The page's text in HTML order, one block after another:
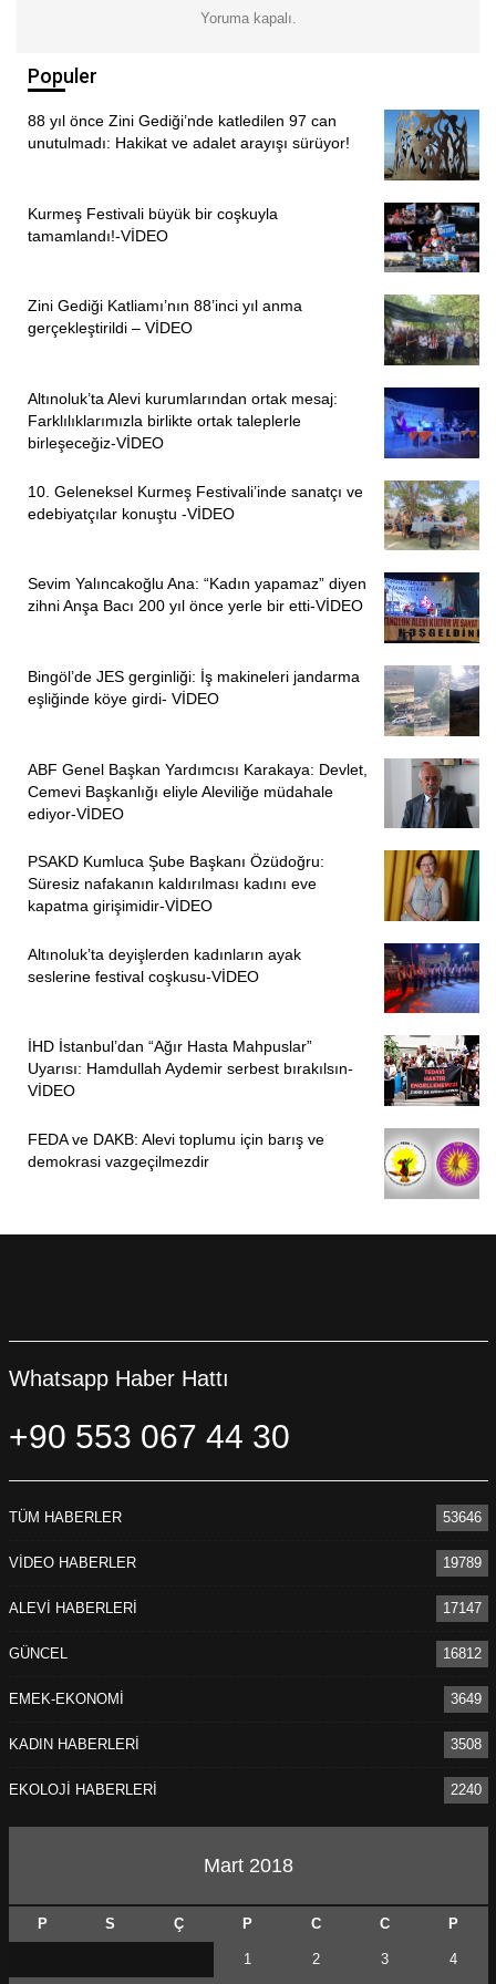
sömürüyü alkışlamayız. Bizim bir tek görevimiz var
rızalık lokması olmadan rızalık verilmeden yenmeye karşı.
lokma yemeyiz. Pir Sultanın köpekleri bile haram lokma
“ULU OZANLARIMIZIN DİRENÇLERİYLE RUHUMUZU
BÜYÜTTÜK”
Seyit Karahalil, konuşmasına şöyle devam etti:
“Pir Sultan Abdal’ın çok doğru bir sözü var. Diyor ki bozuk
düzende sağlam çark olmaz ama o bize başka bir şey
yüklüyor. Bozuk düzende sağlam çark olmaz ama siz
edepli olacaksınız, erdemli olacaksınız bozuk düzende
Biz bu ulu ozanlarımızın öğütleriyle, onların dirençleriyle
ruhumuzu bütünleştirdik, ruhumuzu bezedik, büyüttük. Bizi
karanlık odalara sokmaya çalışırlarsa çalışsınlar, biz
oralarda türkülerimizi söylemeye devam edeceğiz. Biz
oralarda yine güneşi görmeye devam edeceğiz.”
“DİRENÇLİ OLMAYA DEVAM EDECEĞİZ”
Karahalil, “Boşuna bizim vergilerimizle bizi helak
etmesinler, bizim ürettiklerimizle bizi vurmaya
çalışmasınlar. Kör oğlunun bir lafı vardı. Silah icat oldu,
mertlik bozuldu diye. Evet, bunların mertlikleri bozulmuş.
Bunlar artık oyunu kalleşçe oynuyorlar, oynamaya devam
etsinler. Onlar ne kadar kalleşçe oynamaya devam
ederlerse biz o kadar dirençli olmaya devam edeceğiz”
“Arkadaşlarıma tekrar selam ediyorum. Arkadaşlarımı o
yanındayız, susmayacağız asla bizi susturamayacaklar. Bu
böyle biline.”
Yoruma kapalı.
Populer
88 yıl önce Zini Gediği’nde katledilen 97 can
unutulmadı: Hakikat ve adalet arayışı sürüyor!
Kurmeş Festivali büyük bir coşkuyla
tamamlandı!-VİDEO
Zini Gediği Katliamı’nın 88’inci yıl anma
gerçekleştirildi – VİDEO
Altınoluk’ta Alevi kurumlarından ortak mesaj:
Farklılıklarımızla birlikte ortak taleplerle
birleşeceğiz-VİDEO
10. Geleneksel Kurmeş Festivali’inde sanatçı ve
edebiyatçılar konuştu -VİDEO
Sevim Yalıncakoğlu Ana: “Kadın yapamaz” diyen
zihni Anşa Bacı 200 yıl önce yerle bir etti-VİDEO
Bingöl’de JES gerginliği: İş makineleri jandarma
eşliğinde köye girdi- VİDEO
ABF Genel Başkan Yardımcısı Karakaya: Devlet,
Cemevi Başkanlığı eliyle Aleviliğe müdahale
ediyor-VİDEO
PSAKD Kumluca Şube Başkanı Özüdoğru:
Süresiz nafakanın kaldırılması kadını eve
kapatma girişimidir-VİDEO
Altınoluk’ta deyişlerden kadınların ayak
seslerine festival coşkusu-VİDEO
İHD İstanbul’dan “Ağır Hasta Mahpuslar”
Uyarısı: Hamdullah Aydemir serbest bırakılsın-
VİDEO
FEDA ve DAKB: Alevi toplumu için barış ve
demokrasi vazgeçilmezdir
Whatsapp Haber Hattı
+90 553 067 44 30
TÜM HABERLER 53646
VİDEO HABERLER 19789
ALEVİ HABERLERİ 17147
GÜNCEL 16812
EMEK-EKONOMİ 3649
KADIN HABERLERİ 3508
EKOLOJİ HABERLERİ 2240
Mart 2018
P S Ç P C C P
1 2 3 4